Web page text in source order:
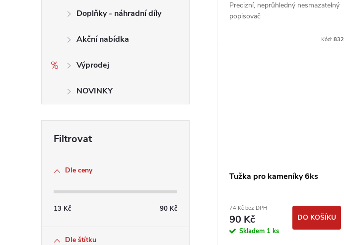
Doplňky - náhradní díly
Akční nabídka
Výprodej
NOVINKY
Dle ceny
13 Kč 90 Kč
Dle štítku
t
Precizní, neprůhledný nesmazatelný
popisovač
Kód:
Tužka pro kameníky 6ks
74 Kč bez DPH
90 Kč
Skladem 1 ks
DO KOŠÍKU